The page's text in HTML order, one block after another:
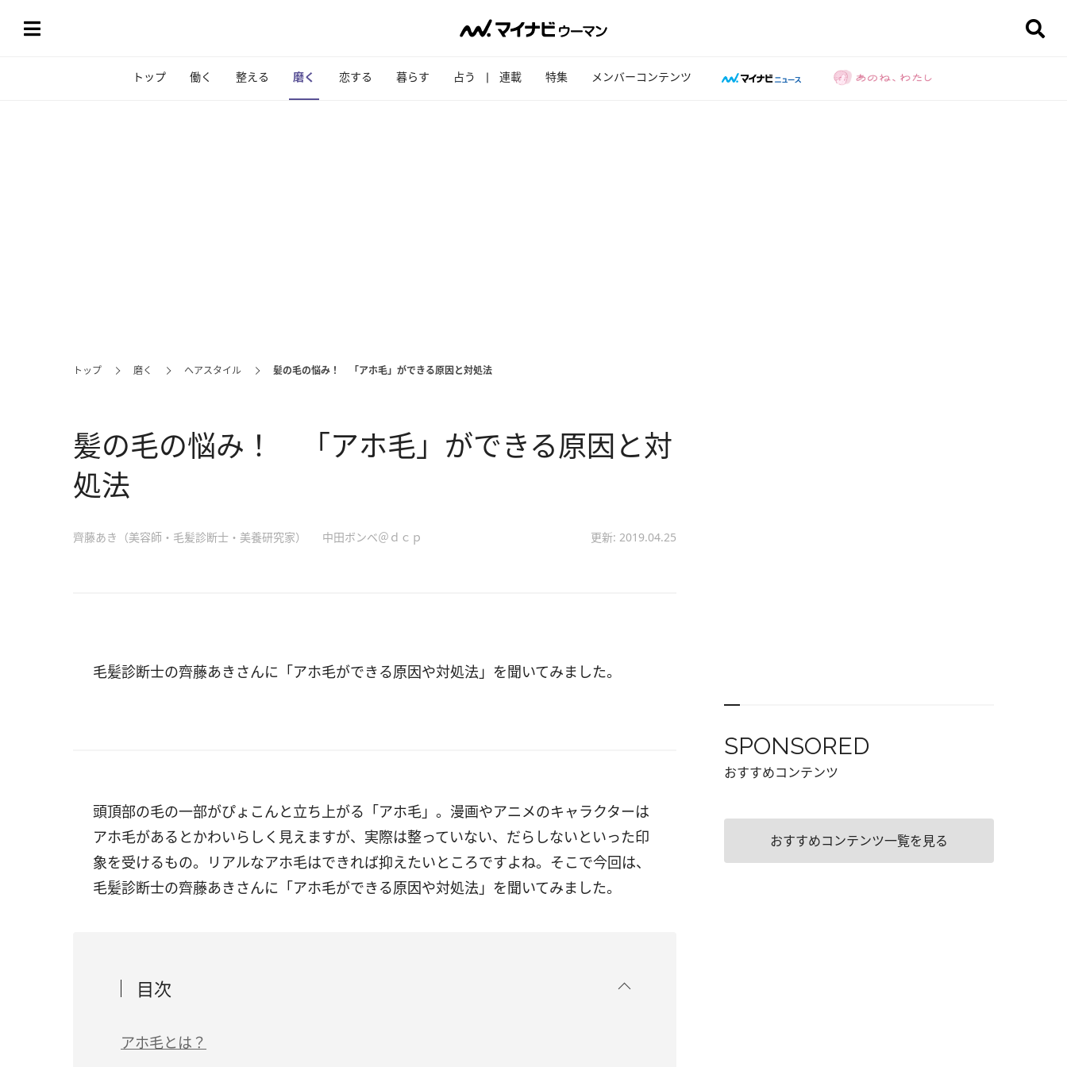
トップ 働く 整える 磨く 恋する 暮らす 占う 連載 特集 メンバーコンテンツ
トップ 磨く ヘアスタイル 髪の毛の悩み！ 「アホ毛」ができる原因と対処法
髪の毛の悩み！ 「アホ毛」ができる原因と対
処法
齊藤あき（美容師・毛髪診断士・美養研究家） 中田ボンベ＠ｄｃｐ 更新: 2019.04.25
毛髪診断士の齊藤あきさんに「アホ毛ができる原因や対処法」を聞いてみました。
頭頂部の毛の一部がぴょこんと立ち上がる「アホ毛」。漫画やアニメのキャラクターは
アホ毛があるとかわいらしく見えますが、実際は整っていない、だらしないといった印
象を受けるもの。リアルなアホ毛はできれば抑えたいところですよね。そこで今回は、
毛髪診断士の齊藤あきさんに「アホ毛ができる原因や対処法」を聞いてみました。
目次
アホ毛とは？
SPONSORED
おすすめコンテンツ
おすすめコンテンツ一覧を見る